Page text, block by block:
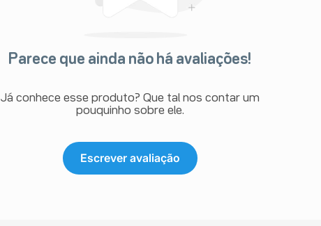
Parece que ainda não há avaliações!
Já conhece esse produto? Que tal nos contar um
pouquinho sobre ele.
Escrever avaliação